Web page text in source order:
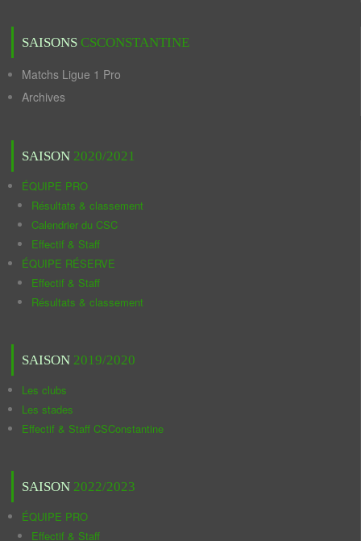
SAISONS CSCONSTANTINE
Matchs Ligue 1 Pro
Archives
SAISON 2020/2021
ÉQUIPE PRO
Résultats & classement
Calendrier du CSC
Effectif & Staff
ÉQUIPE RÉSERVE
Effectif & Staff
Résultats & classement
SAISON 2019/2020
Les clubs
Les stades
Effectif & Staff CSConstantine
SAISON 2022/2023
ÉQUIPE PRO
Effectif & Staff